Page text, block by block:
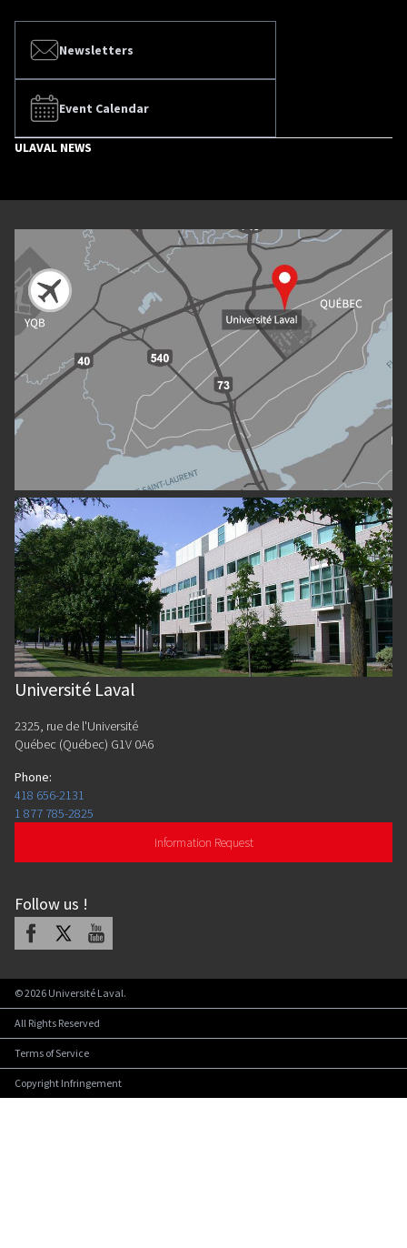
Newsletters
Event Calendar
ULAVAL NEWS
Université Laval
2325, rue de l'Université
Québec (Québec) G1V 0A6
Phone:
418 656-2131
1 877 785-2825
Information Request
Follow us !
Facebook Youtube
©2026 Université Laval.
All Rights Reserved
Terms of Service
Copyright Infringement